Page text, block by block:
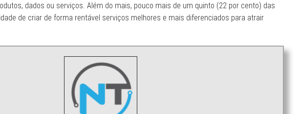
dados ou serviços. Além do mais, pouco mais de um quinto (22 por cento) das
de criar de forma rentável serviços melhores e mais diferenciados para atrair